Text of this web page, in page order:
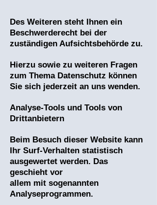
Des Weiteren steht Ihnen ein
Beschwerderecht bei der
zuständigen Aufsichtsbehörde zu.
Hierzu sowie zu weiteren Fragen
zum Thema Datenschutz können
Sie sich jederzeit an uns wenden.
Analyse-Tools und Tools von
Drittanbietern
Beim Besuch dieser Website kann
Ihr Surf-Verhalten statistisch
ausgewertet werden. Das
geschieht vor
allem mit sogenannten
Analyseprogrammen.